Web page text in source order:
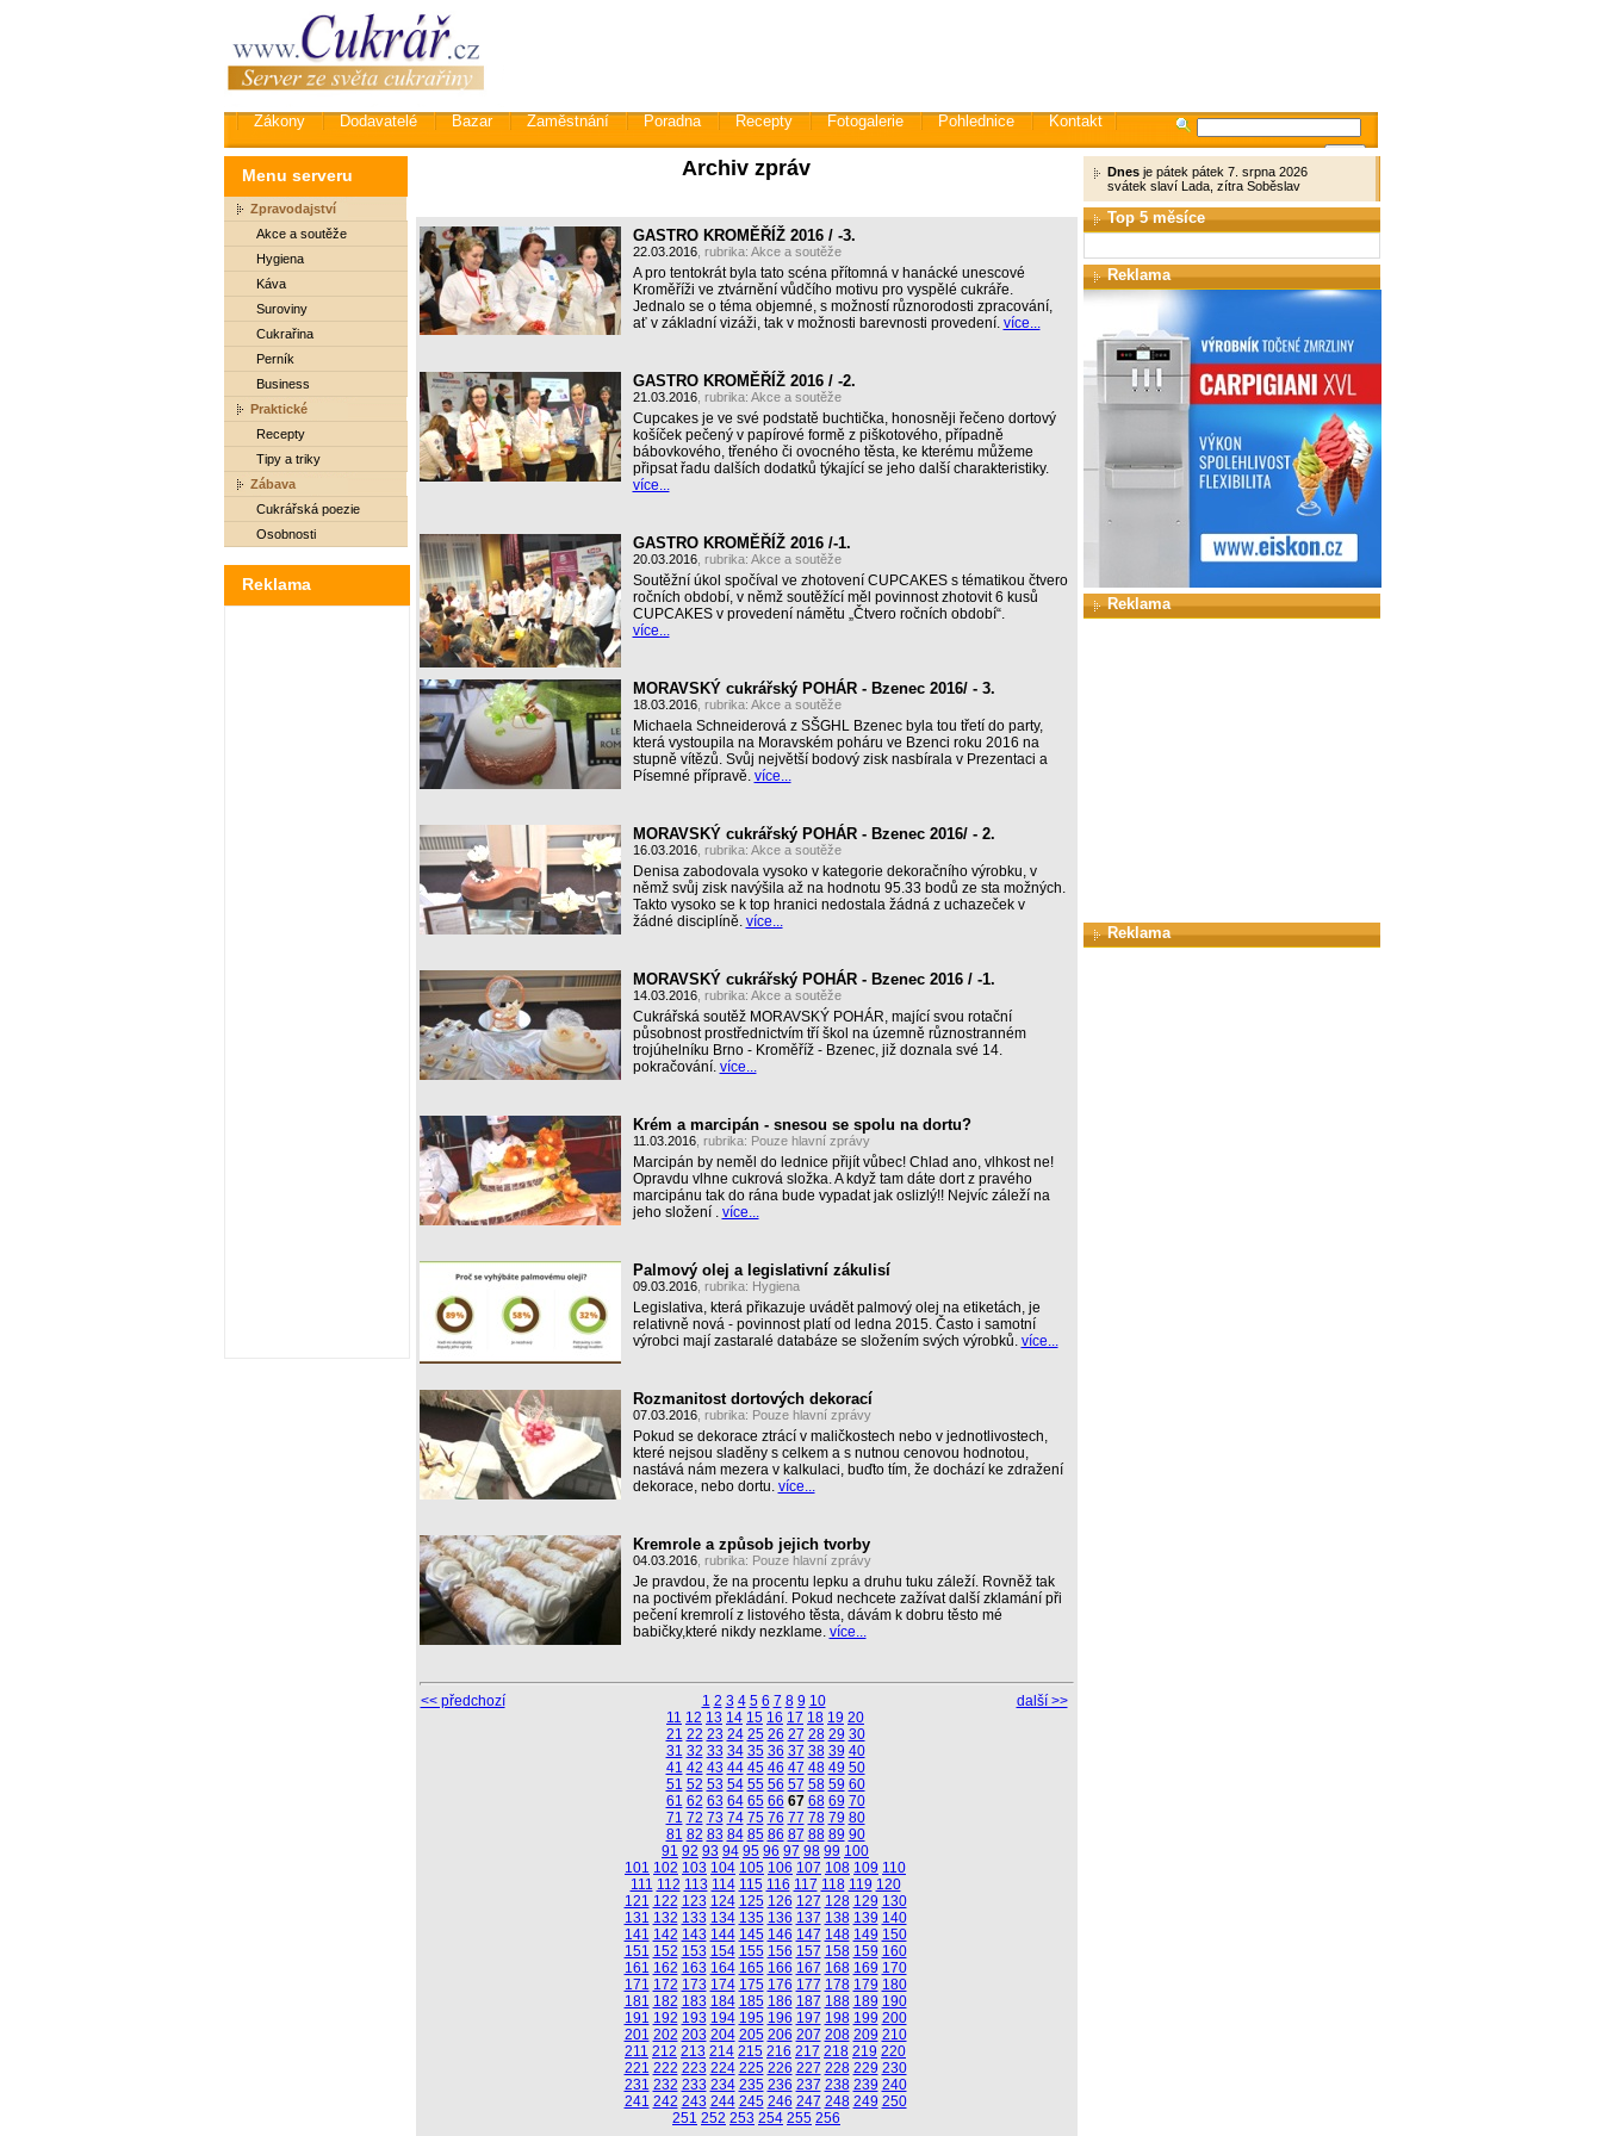
Zákony Dodavatelé Bazar Zaměstnání Poradna Recepty Fotogalerie Pohlednice Kontakt
Menu serveru
Zpravodajství
Akce a soutěže
Hygiena
Káva
Suroviny
Cukrařina
Perník
Business
Praktické
Recepty
Tipy a triky
Zábava
Cukrářská poezie
Osobnosti
Reklama
Archiv zpráv
GASTRO KROMĚŘÍŽ 2016 / -3.
22.03.2016, rubrika: Akce a soutěže
A pro tentokrát byla tato scéna přítomná v hanácké unescové
Kroměříži ve ztvárnění vůdčího motivu pro vyspělé cukráře.
Jednalo se o téma objemné, s možností různorodosti zpracování,
ať v základní vizáži, tak v možnosti barevnosti provedení. více...
GASTRO KROMĚŘÍŽ 2016 / -2.
21.03.2016, rubrika: Akce a soutěže
Cupcakes je ve své podstatě buchtička, honosněji řečeno dortový
košíček pečený v papírové formě z piškotového, případně
bábovkového, třeného či ovocného těsta, ke kterému můžeme
připsat řadu dalších dodatků týkající se jeho další charakteristiky.
více...
GASTRO KROMĚŘÍŽ 2016 /-1.
20.03.2016, rubrika: Akce a soutěže
Soutěžní úkol spočíval ve zhotovení CUPCAKES s tématikou čtvero
ročních období, v němž soutěžící měl povinnost zhotovit 6 kusů
CUPCAKES v provedení námětu „Čtvero ročních období“.
více...
MORAVSKÝ cukrářský POHÁR - Bzenec 2016/ - 3.
18.03.2016, rubrika: Akce a soutěže
Michaela Schneiderová z SŠGHL Bzenec byla tou třetí do party,
která vystoupila na Moravském poháru ve Bzenci roku 2016 na
stupně vítězů. Svůj největší bodový zisk nasbírala v Prezentaci a
Písemné přípravě. více...
MORAVSKÝ cukrářský POHÁR - Bzenec 2016/ - 2.
16.03.2016, rubrika: Akce a soutěže
Denisa zabodovala vysoko v kategorie dekoračního výrobku, v
němž svůj zisk navýšila až na hodnotu 95.33 bodů ze sta možných.
Takto vysoko se k top hranici nedostala žádná z uchazeček v
žádné disciplíně. více...
MORAVSKÝ cukrářský POHÁR - Bzenec 2016 / -1.
14.03.2016, rubrika: Akce a soutěže
Cukrářská soutěž MORAVSKÝ POHÁR, mající svou rotační
působnost prostřednictvím tří škol na územně různostranném
trojúhelníku Brno - Kroměříž - Bzenec, již doznala své 14.
pokračování. více...
Krém a marcipán - snesou se spolu na dortu?
11.03.2016, rubrika: Pouze hlavní zprávy
Marcipán by neměl do lednice přijít vůbec! Chlad ano, vlhkost ne!
Opravdu vlhne cukrová složka. A když tam dáte dort z pravého
marcipánu tak do rána bude vypadat jak oslizlý!! Nejvíc záleží na
jeho složení . více...
Palmový olej a legislativní zákulisí
09.03.2016, rubrika: Hygiena
Legislativa, která přikazuje uvádět palmový olej na etiketách, je
relativně nová - povinnost platí od ledna 2015. Často i samotní
výrobci mají zastaralé databáze se složením svých výrobků. více...
Rozmanitost dortových dekorací
07.03.2016, rubrika: Pouze hlavní zprávy
Pokud se dekorace ztrácí v maličkostech nebo v jednotlivostech,
které nejsou sladěny s celkem a s nutnou cenovou hodnotou,
nastává nám mezera v kalkulaci, buďto tím, že dochází ke zdražení
dekorace, nebo dortu. více...
Kremrole a způsob jejich tvorby
04.03.2016, rubrika: Pouze hlavní zprávy
Je pravdou, že na procentu lepku a druhu tuku záleží. Rovněž tak
na poctivém překládání. Pokud nechcete zažívat další zklamání při
pečení kremrolí z listového těsta, dávám k dobru těsto mé
babičky,které nikdy nezklame. více...
<< předchozí 1 2 3 4 5 6 7 8 9 10
11 12 13 14 15 16 17 18 19 20
21 22 23 24 25 26 27 28 29 30
31 32 33 34 35 36 37 38 39 40
41 42 43 44 45 46 47 48 49 50
51 52 53 54 55 56 57 58 59 60
61 62 63 64 65 66 67 68 69 70
71 72 73 74 75 76 77 78 79 80
81 82 83 84 85 86 87 88 89 90
91 92 93 94 95 96 97 98 99 100
101 102 103 104 105 106 107 108 109 110
111 112 113 114 115 116 117 118 119 120
121 122 123 124 125 126 127 128 129 130
131 132 133 134 135 136 137 138 139 140
141 142 143 144 145 146 147 148 149 150
151 152 153 154 155 156 157 158 159 160
161 162 163 164 165 166 167 168 169 170
171 172 173 174 175 176 177 178 179 180
181 182 183 184 185 186 187 188 189 190
191 192 193 194 195 196 197 198 199 200
201 202 203 204 205 206 207 208 209 210
211 212 213 214 215 216 217 218 219 220
221 222 223 224 225 226 227 228 229 230
231 232 233 234 235 236 237 238 239 240
241 242 243 244 245 246 247 248 249 250
251 252 253 254 255 256
další >>
Dnesje pátek pátek 7. srpna 2026
svátek slaví Lada, zítra Soběslav
Top 5 měsíce
Reklama
Reklama
Reklama